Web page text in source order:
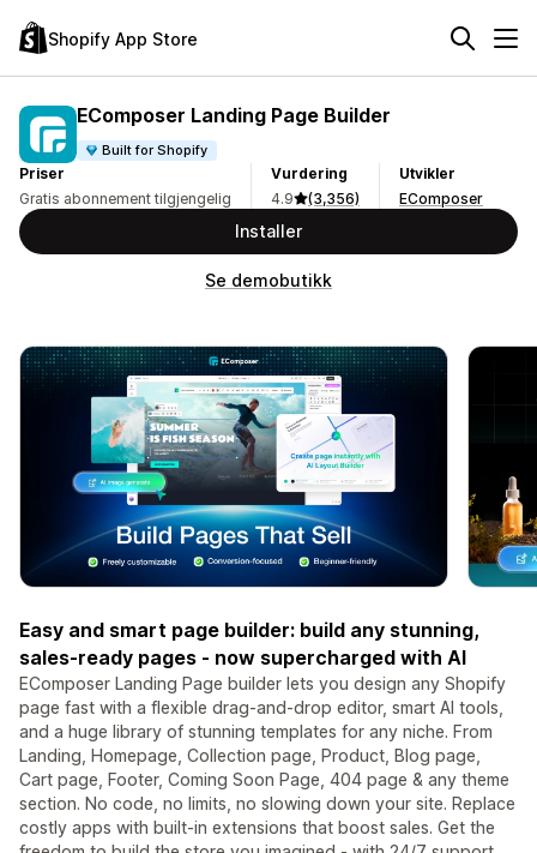
Shopify App Store
EComposer Landing Page Builder
Built for Shopify
Priser
Gratis abonnement tilgjengelig
Vurdering
4.9
(3,356)
Utvikler
EComposer
Installer
Se demobutikk
Easy and smart page builder: build any stunning,
sales-ready pages - now supercharged with AI
EComposer Landing Page builder lets you design any Shopify
page fast with a flexible drag-and-drop editor, smart AI tools,
and a huge library of stunning templates for any niche. From
Landing, Homepage, Collection page, Product, Blog page,
Cart page, Footer, Coming Soon Page, 404 page & any theme
section. No code, no limits, no slowing down your site. Replace
costly apps with built-in extensions that boost sales. Get the